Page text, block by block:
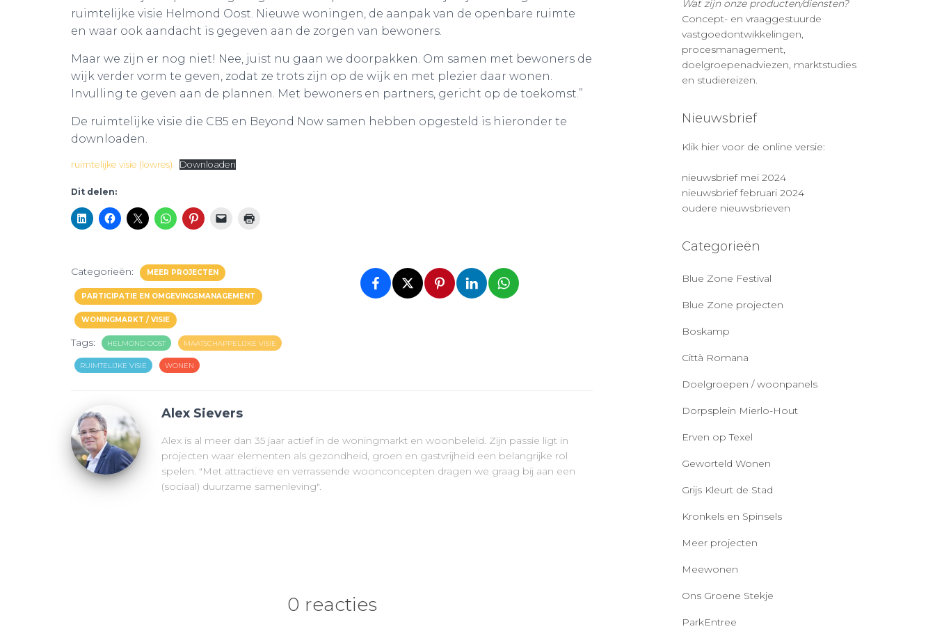
ruimtelijke visie Helmond Oost. Nieuwe woningen, de aanpak van de openbare ruimte
en waar ook aandacht is gegeven aan de zorgen van bewoners.
Maar we zijn er nog niet! Nee, juist nu gaan we doorpakken. Om samen met bewoners de
wijk verder vorm te geven, zodat ze trots zijn op de wijk en met plezier daar wonen.
Invulling te geven aan de plannen. Met bewoners en partners, gericht op de toekomst.”
De ruimtelijke visie die CB5 en Beyond Now samen hebben opgesteld is hieronder te
downloaden.
ruimtelijke visie (lowres) Downloaden
Dit delen:
Categorieën: MEER PROJECTEN
PARTICIPATIE EN OMGEVINGSMANAGEMENT
WONINGMARKT / VISIE
Tags: HELMOND OOST MAATSCHAPPELIJKE VISIE
RUIMTELIJKE VISIE WONEN
Alex Sievers
Alex is al meer dan 35 jaar actief in de woningmarkt en woonbeleid. Zijn passie ligt in
projecten waar elementen als gezondheid, groen en gastvrijheid een belangrijke rol
spelen. "Met attractieve en verrassende woonconcepten dragen we graag bij aan een
(sociaal) duurzame samenleving".
0 reacties
Wat zijn onze producten/diensten?
Concept- en vraaggestuurde
vastgoedontwikkelingen,
procesmanagement,
doelgroepenadviezen, marktstudies
en studiereizen.
Nieuwsbrief
Klik hier voor de online versie:
nieuwsbrief mei 2024
nieuwsbrief februari 2024
oudere nieuwsbrieven
Categorieën
Blue Zone Festival
Blue Zone projecten
Boskamp
Città Romana
Doelgroepen / woonpanels
Dorpsplein Mierlo-Hout
Erven op Texel
Geworteld Wonen
Grijs Kleurt de Stad
Kronkels en Spinsels
Meer projecten
Meewonen
Ons Groene Stekje
ParkEntree